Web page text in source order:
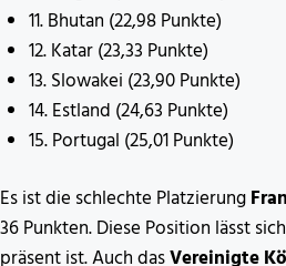
11. Bhutan (22,98 Punkte)
12. Katar (23,33 Punkte)
13. Slowakei (23,90 Punkte)
14. Estland (24,63 Punkte)
15. Portugal (25,01 Punkte)
Es ist die schlechte Platzierung
36 Punkten. Diese Position lässt
präsent ist. Auch dasVereinigte